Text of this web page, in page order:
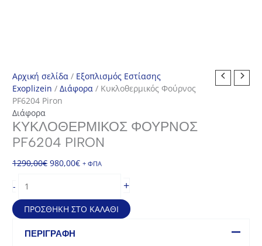
Αρχική σελίδα / Εξοπλισμός Εστίασης
Exoplizein /Διάφορα / Κυκλοθερμικός Φούρνος
PF6204 Piron
Διάφορα
ΚΥΚΛΟΘΕΡΜΙΚΌΣ ΦΟΎΡΝΟΣ
PF6204 PIRON
1290,00€ Original
1290,00€.
980,00€Η
είναι:
980,00€.
+ ΦΠΑ
-
Φούρνος
PF6204
Piron
ποσότητα
+
ΠΡΟΣΘΉΚΗ ΣΤΟ ΚΑΛΆΘΙ
ΠΕΡΙΓΡΑΦΉ